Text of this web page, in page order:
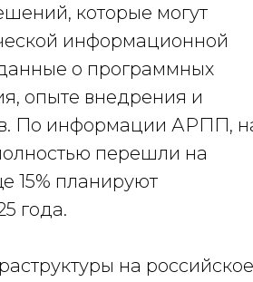
которые могут
информационной
о программных
опыте внедрения и
По информации АРПП,
перешли на
15% планируют
года.
на российское